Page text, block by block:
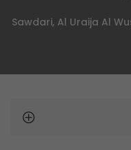
4486 Sawdari, Al Uraija Al